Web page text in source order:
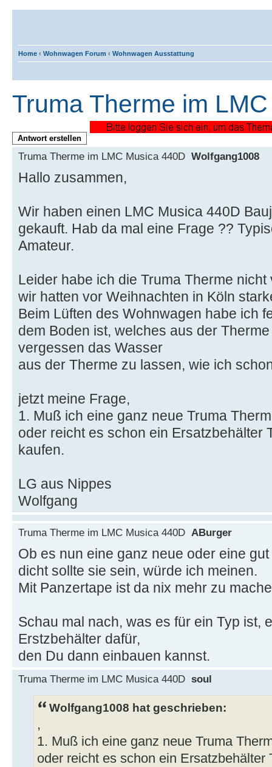
Home ‹ Wohnwagen Forum ‹ Wohnwagen Ausstattung
Truma Therme im
Antwort erstellen
Truma Therme im LMC Musica 440D Wolfgang1008
Hallo zusammen,
Wir haben einen LMC Musica 440D
gekauft. Hab da mal eine Frage ??
Amateur.
Leider habe ich die Truma Therme
wir hatten vor Weihnachten in Köln
Beim Lüften des Wohnwagen habe ich
dem Boden ist, welches aus der
vergessen das Wasser
aus der Therme zu lassen, wie ich
jetzt meine Frage,
1. Muß ich eine ganz neue Truma
oder reicht es schon ein Ersatzbehälter
kaufen.
LG aus Nippes
Wolfgang
Truma Therme im LMC Musica 440D ABurger
Ob es nun eine ganz neue oder eine
dicht sollte sie sein, würde ich meinen.
Mit Panzertape ist da nix mehr zu
Schau mal nach, was es für ein Typ ist,
Erstzbehälter dafür,
den Du dann einbauen kannst.
Truma Therme im LMC Musica 440D soul
Wolfgang1008 hat geschrieben:
,
1. Muß ich eine ganz neue Truma
oder reicht es schon ein Ersatzbehälter